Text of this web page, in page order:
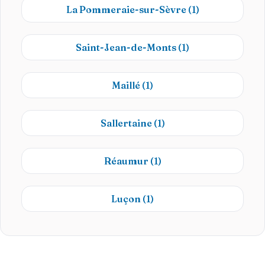
La Pommeraie-sur-Sèvre (1)
Saint-Jean-de-Monts (1)
Maillé (1)
Sallertaine (1)
Réaumur (1)
Luçon (1)